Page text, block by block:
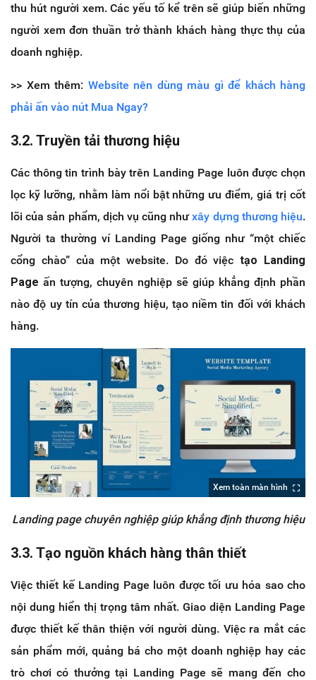
thu hút người xem. Các yếu tố kể trên sẽ giúp biến những
người xem đơn thuần trở thành khách hàng thực thụ của
doanh nghiệp.
>> Xem thêm: Website nên dùng màu gì để khách hàng
phải ấn vào nút Mua Ngay?
3.2. Truyền tải thương hiệu
Các thông tin trình bày trên Landing Page luôn được chọn
lọc kỹ lưỡng, nhằm làm nổi bật những ưu điểm, giá trị cốt
lõi của sản phẩm, dịch vụ cũng nhưxây dựng thương hiệu.
Người ta thường ví Landing Page giống như “một chiếc
cổng chào” của một website. Do đó việc tạo Landing
Page ấn tượng, chuyên nghiệp sẽ giúp khẳng định phần
nào độ uy tín của thương hiệu, tạo niềm tin đối với khách
hàng.
Xem toàn màn hình
Landing page chuyên nghiệp giúp khẳng định thương hiệu
3.3. Tạo nguồn khách hàng thân thiết
Việc thiết kế Landing Page luôn được tối ưu hóa sao cho
nội dung hiển thị trọng tâm nhất. Giao diện Landing Page
được thiết kế thân thiện với người dùng. Việc ra mắt các
sản phẩm mới, quảng bá cho một doanh nghiệp hay các
trò chơi có thưởng tại Landing Page sẽ mang đến cho